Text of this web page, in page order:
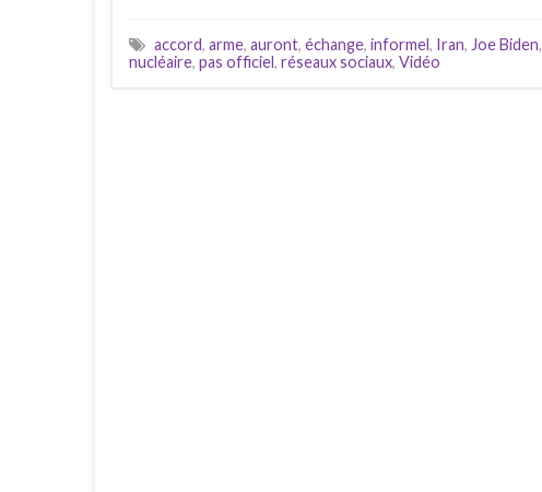
accord, arme, auront, échange, informel, Iran, Joe Biden,
nucléaire, pas officiel, réseaux sociaux, Vidéo